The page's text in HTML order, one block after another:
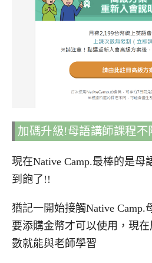
加碼升級!母語講師課程不
現在Native Camp.最棒的是母
到飽了!!
猶記一開始接觸Native Camp.
要添購金幣才可以使用，現
數就能與老師學習